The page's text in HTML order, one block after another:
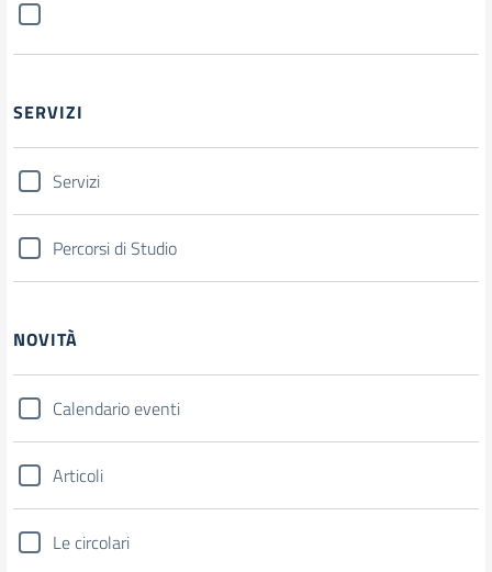
SERVIZI
Servizi
Percorsi di Studio
NOVITÀ
Calendario eventi
Articoli
Le circolari